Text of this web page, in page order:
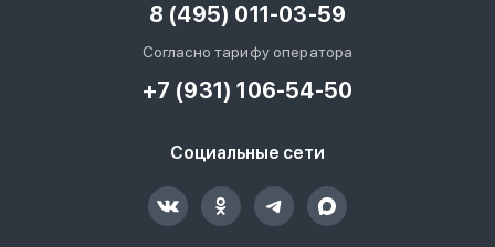
8 (495) 011-03-59
Согласно тарифу оператора
+7 (931) 106-54-50
Социальные сети